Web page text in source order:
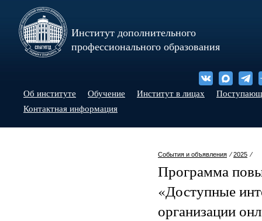
Институт дополнительного
профессионального образования
Об институте Обучение Институт в лицах
Контактная информация
События и объявления ⁄2025 ⁄
Программа
«Доступные
организации